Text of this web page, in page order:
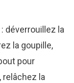
déverrouillez la
la goupille,
pour
relâchez la